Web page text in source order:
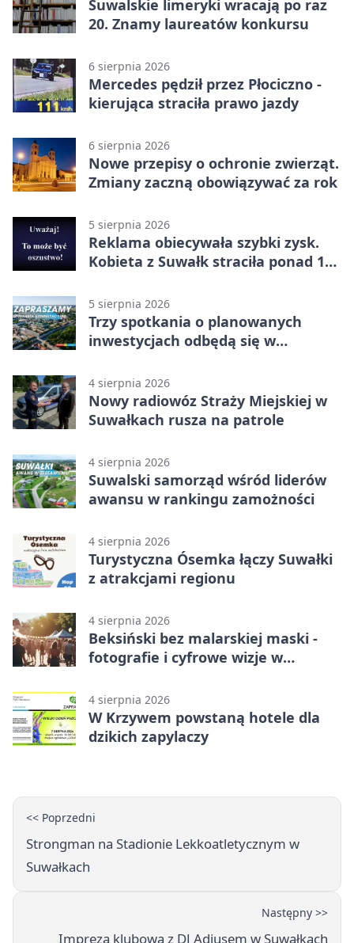
Suwalskie limeryki wracają po raz
20. Znamy laureatów konkursu
6 sierpnia 2026
Mercedes pędził przez Płociczno -
kierująca straciła prawo jazdy
6 sierpnia 2026
Nowe przepisy o ochronie zwierząt.
Zmiany zaczną obowiązywać za rok
5 sierpnia 2026
Reklama obiecywała szybki zysk.
Kobieta z Suwałk straciła ponad 190
5 sierpnia 2026
Trzy spotkania o planowanych
inwestycjach odbędą się w
4 sierpnia 2026
Nowy radiowóz Straży Miejskiej w
Suwałkach rusza na patrole
4 sierpnia 2026
Suwalski samorząd wśród liderów
awansu w rankingu zamożności
4 sierpnia 2026
Turystyczna Ósemka łączy Suwałki
z atrakcjami regionu
4 sierpnia 2026
Beksiński bez malarskiej maski -
fotografie i cyfrowe wizje w
4 sierpnia 2026
W Krzywem powstaną hotele dla
dzikich zapylaczy
<< Poprzedni
Strongman na Stadionie Lekkoatletycznym w
Suwałkach
Następny >>
Impreza klubowa z DJ Adiusem w Suwałkach